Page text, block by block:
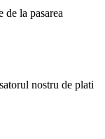
la pasarea
nostru de plati